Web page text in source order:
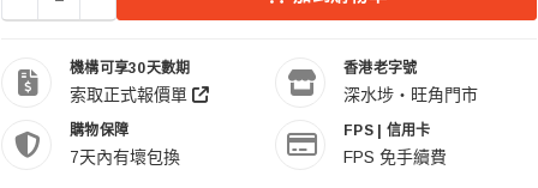
機構可享30天數期
索取正式報價單
香港老字號
深水埗・旺角門市
購物保障
7天內有壞包換
FPS | 信用卡
FPS 免手續費